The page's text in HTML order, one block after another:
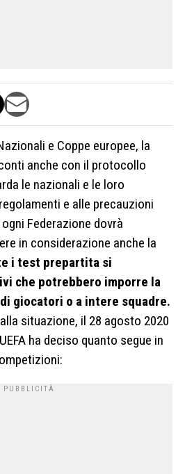
e Coppe europee, la
anche con il protocollo
le nazionali e le loro
e alle precauzioni
Federazione dovrà
in considerazione anche la
i test prepartita si
che potrebbero imporre la
giocatori o a intere squadre.
situazione, il 28 agosto 2020
ha deciso quanto segue in